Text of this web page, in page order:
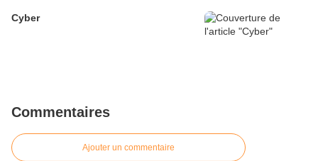
Cyber
Commentaires
Ajouter un commentaire